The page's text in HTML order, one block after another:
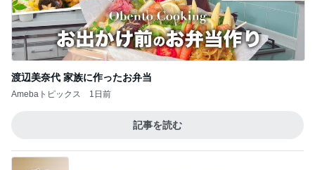
渡辺美奈代 家族に作ったお弁当
Amebaトピックス 1日前
記事を読む